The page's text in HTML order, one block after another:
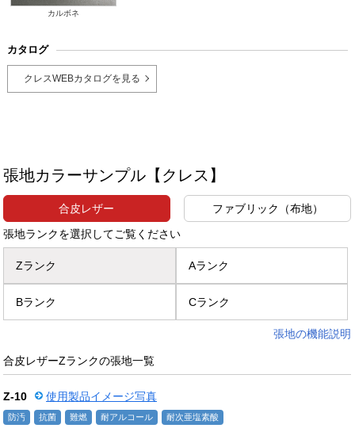
カルボネ
カタログ
クレスWEBカタログを見る